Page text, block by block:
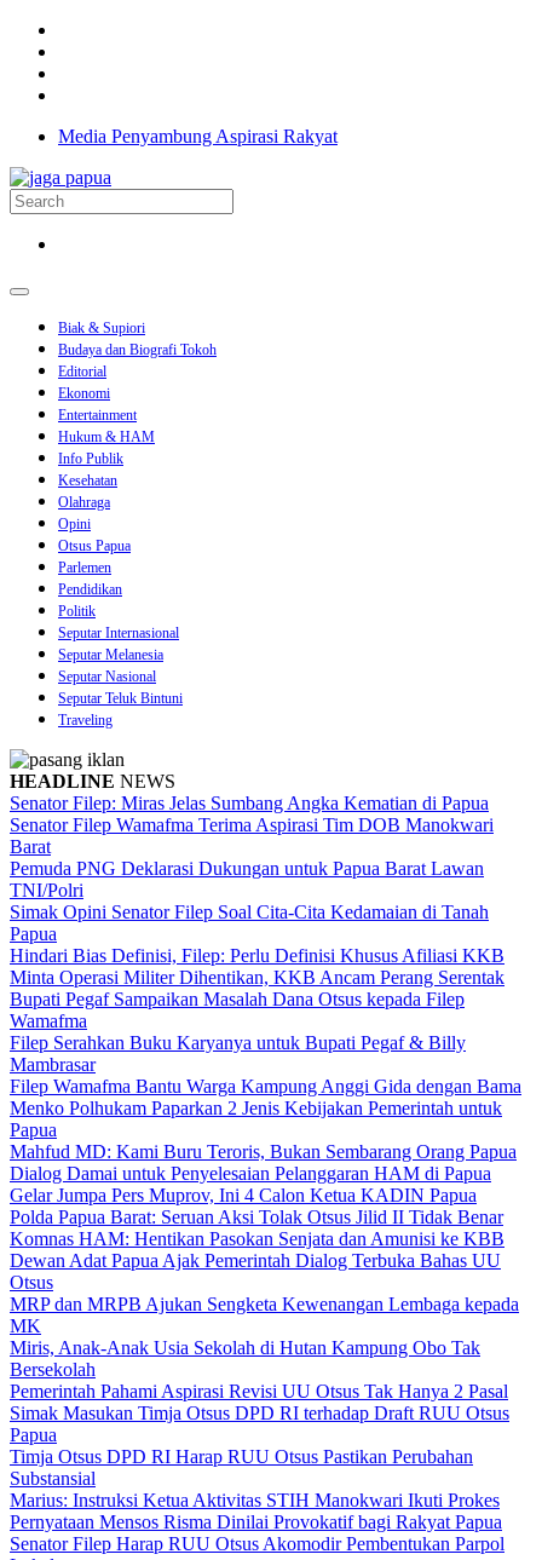
Media Penyambung Aspirasi Rakyat
Biak & Supiori
Budaya dan Biografi Tokoh
Editorial
Ekonomi
Entertainment
Hukum & HAM
Info Publik
Kesehatan
Olahraga
Opini
Otsus Papua
Parlemen
Pendidikan
Politik
Seputar Internasional
Seputar Melanesia
Seputar Nasional
Seputar Teluk Bintuni
Traveling
HEADLINE NEWS
Senator Filep: Miras Jelas Sumbang Angka Kematian di Papua
Senator Filep Wamafma Terima Aspirasi Tim DOB Manokwari
Barat
Pemuda PNG Deklarasi Dukungan untuk Papua Barat Lawan
TNI/Polri
Simak Opini Senator Filep Soal Cita-Cita Kedamaian di Tanah
Papua
Hindari Bias Definisi, Filep: Perlu Definisi Khusus Afiliasi KKB
Minta Operasi Militer Dihentikan, KKB Ancam Perang Serentak
Bupati Pegaf Sampaikan Masalah Dana Otsus kepada Filep
Wamafma
Filep Serahkan Buku Karyanya untuk Bupati Pegaf & Billy
Mambrasar
Filep Wamafma Bantu Warga Kampung Anggi Gida dengan Bama
Menko Polhukam Paparkan 2 Jenis Kebijakan Pemerintah untuk
Papua
Mahfud MD: Kami Buru Teroris, Bukan Sembarang Orang Papua
Dialog Damai untuk Penyelesaian Pelanggaran HAM di Papua
Gelar Jumpa Pers Muprov, Ini 4 Calon Ketua KADIN Papua
Polda Papua Barat: Seruan Aksi Tolak Otsus Jilid II Tidak Benar
Komnas HAM: Hentikan Pasokan Senjata dan Amunisi ke KBB
Dewan Adat Papua Ajak Pemerintah Dialog Terbuka Bahas UU
Otsus
MRP dan MRPB Ajukan Sengketa Kewenangan Lembaga kepada
MK
Miris, Anak-Anak Usia Sekolah di Hutan Kampung Obo Tak
Bersekolah
Pemerintah Pahami Aspirasi Revisi UU Otsus Tak Hanya 2 Pasal
Simak Masukan Timja Otsus DPD RI terhadap Draft RUU Otsus
Papua
Timja Otsus DPD RI Harap RUU Otsus Pastikan Perubahan
Substansial
Marius: Instruksi Ketua Aktivitas STIH Manokwari Ikuti Prokes
Pernyataan Mensos Risma Dinilai Provokatif bagi Rakyat Papua
Senator Filep Harap RUU Otsus Akomodir Pembentukan Parpol